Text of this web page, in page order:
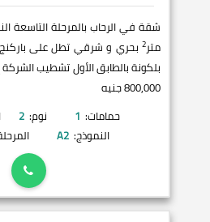
شقة في الرحاب بالمرحلة التاسعة
متر2
بلكونة بالطابق الأول تشطيب
800,000 جنيه
حمامات: 1 نوم: 2
النموذج: A2